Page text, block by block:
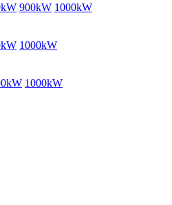
900kW 1000kW
1000kW
1000kW